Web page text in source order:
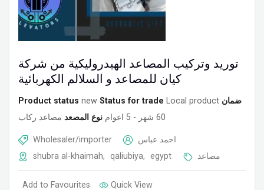
توريد وتركيب المصاعد الهيدروليكية من شركة
كيان للمصاعد و السلالم الكهربائية
Product status new Status for trade Local product ضمان
60 شهر - 5 اعوام
نوع المصعد مصاعد ركاب
Wholesaler/importer
احمد عباس
shubra al-khaimah, qaliubiya, egypt مصاعد
Add to Favourites Quick View